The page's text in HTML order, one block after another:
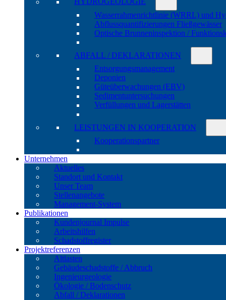
Wasser­rahmen­richtlinie (WRRL) und
Abfluss­quanti­fizierungen Fließ­gewässer
Optische Brunnen­inspektion /
ABFALL / DEKLARATIONEN
Entsorgungs­manage­ment
Deponien
Güte­über­wachungen (EBV)
Sedi­ment­unter­suchungen
Verfül­lungen und Lager­stätten
LEISTUNGEN IN KOOPERATION
Kooperations­partner
Unternehmen
Aktuelles
Standort und Kontakt
Unser Team
Stellenangebote
Management-System
Publikationen
Kundenjournal Impulse
Arbeitshilfen
Schadstoffregister
Projektreferenzen
Altlasten
Gebäude­schadstoffe / Abbruch
Ingenieur­geologie
Ökologie / Bodenschutz
Abfall / Deklarationen